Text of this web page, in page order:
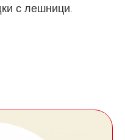
с лешници.